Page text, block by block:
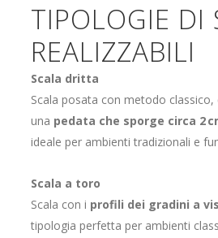
TIPOLOGIE DI
REALIZZABILI
Scala dritta
Scala posata con metodo
una pedata che sporge circa 2
ideale per ambienti tradizionali e
Scala a toro
Scala con i profili dei gradini a
tipologia perfetta per ambienti